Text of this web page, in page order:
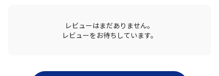
レビューはまだありません。
レビューをお待ちしています。